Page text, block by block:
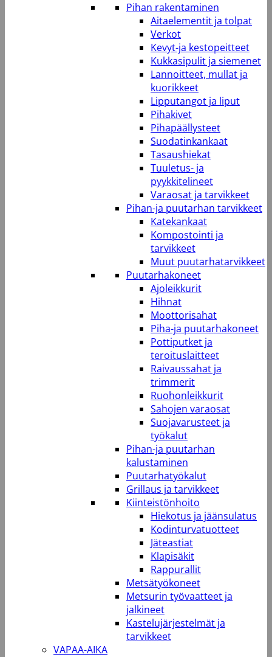
Pihan rakentaminen
Aitaelementit ja tolpat
Verkot
Kevyt-ja kestopeitteet
Kukkasipulit ja siemenet
Lannoitteet, mullat ja
kuorikkeet
Lipputangot ja liput
Pihakivet
Pihapäällysteet
Suodatinkankaat
Tasaushiekat
Tuuletus- ja
pyykkitelineet
Varaosat ja tarvikkeet
Pihan-ja puutarhan tarvikkeet
Katekankaat
Kompostointi ja
tarvikkeet
Muut puutarhatarvikkeet
Puutarhakoneet
Ajoleikkurit
Hihnat
Moottorisahat
Piha-ja puutarhakoneet
Pottiputket ja
teroituslaitteet
Raivaussahat ja
trimmerit
Ruohonleikkurit
Sahojen varaosat
Suojavarusteet ja
työkalut
Pihan-ja puutarhan
kalustaminen
Puutarhatyökalut
Grillaus ja tarvikkeet
Kiinteistönhoito
Hiekotus ja jäänsulatus
Kodinturvatuotteet
Jäteastiat
Klapisäkit
Rappurallit
Metsätyökoneet
Metsurin työvaatteet ja
jalkineet
Kastelujärjestelmät ja
tarvikkeet
VAPAA-AIKA